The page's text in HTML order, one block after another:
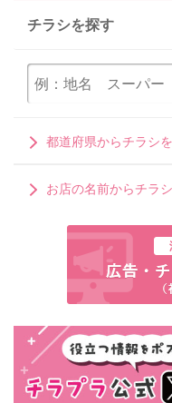
チラシを探す
都道府県からチラシ
お店の名前からチラ